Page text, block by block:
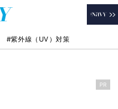
#紫外線（UV）対策
PR